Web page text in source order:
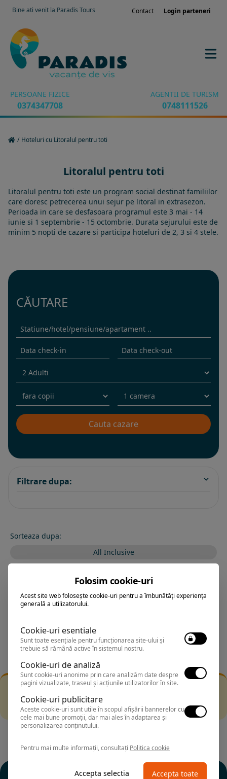
Bine ati venit la Paradis Tours Contact Login parteneri
PERSOANE FIZICE
0374347708
AGENTII DE TURISM
0748111526
/ Hoteluri cu Litoralul pentru toti
Litoralul pentru toti
Litoralul pentru toti este un program social destinat familiilor
care doresc petrecerea unui sejur pe litoral in extrasezon.
Perioada in care se desfasoara programul este 3 mai - 14
iunie si 1 septembrie - 15 octombrie. Durata sejurului este de
minim 5 nopti de cazare si participa hoteluri de 2, 3 si 4 stele.
CĂUTARE
Filtrare dupa:
Sorteaza dupa:
All Inclusive
Filtrarea nu a returnat niciun rezultat
Incearca sa folosesti o cautarea mai generala sau alege
alte fitre.
Folosim cookie-uri
Acest site web folosește cookie-uri pentru a îmbunătăți experiența
generală a utilizatorului.
Cookie-uri esentiale
Sunt toate esențiale pentru funcționarea site-ului și
trebuie să rămână active în sistemul nostru.
Cookie-uri de analiză
Sunt cookie-uri anonime prin care analizăm date despre
pagini vizualizate, traseul și acțiunile utilizatorilor în site.
Cookie-uri publicitare
Aceste cookie-uri sunt utile în scopul afișării bannerelor cu
cele mai bune promoții, dar mai ales în adaptarea și
personalizarea conținutului.
Pentru mai multe informații, consultați Politica cookie
Accepta selectia Accepta toate